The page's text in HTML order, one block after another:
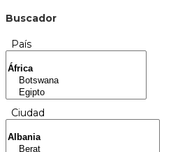
Buscador
País
Ciudad